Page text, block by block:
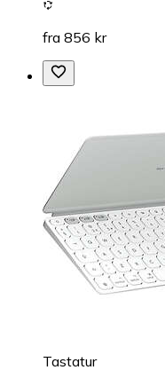
fra 856 kr
Tastatur